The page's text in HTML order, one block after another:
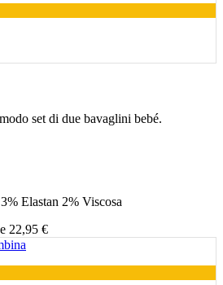
set di due bavaglini bebé.
Elastan 2% Viscosa
22,95 €